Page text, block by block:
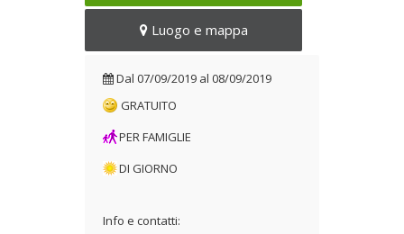
Luogo e mappa
Dal 07/09/2019 al 08/09/2019
GRATUITO
PER FAMIGLIE
DI GIORNO
Info e contatti: